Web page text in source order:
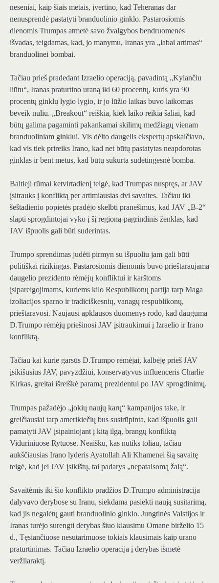
neseniai, kaip šiais metais, įvertino, kad Teheranas dar
nenusprendė pastatyti branduolinio ginklo. Pastarosiomis
dienomis Trumpas atmetė savo žvalgybos bendruomenės
išvadas, teigdamas, kad, jo manymu, Iranas yra „labai artimas“
branduolinei bombai.
Tačiau prieš pradedant Izraelio operaciją, pavadintą „Kylančiu
liūtu“, Iranas praturtino uraną iki 60 procentų, kuris yra 90
procentų ginklų lygio lygio, ir jo lūžio laikas buvo laikomas
beveik nuliu. „Breakout“ reiškia, kiek laiko reikia šaliai, kad
būtų galima pagaminti pakankamai skilimų medžiagų vienam
branduoliniam ginklui. Vis dėlto daugelis ekspertų apskaičiavo,
kad vis tiek prireiks Irano, kad net būtų pastatytas neapdorotas
ginklas ir bent metus, kad būtų sukurta sudėtingesnė bomba.
Baltieji rūmai ketvirtadienį teigė, kad Trumpas nuspręs, ar JAV
įsitrauks į konfliktą per artimiausias dvi savaites. Tačiau iki
šeštadienio popietės pradėjo skelbti pranešimus, kad JAV „B-2“
slapti sprogdintojai vyko į šį regioną-pagrindinis ženklas, kad
JAV išpuolis gali būti suderintas.
Trumpo sprendimas judėti pirmyn su išpuoliu jam gali būti
politiškai rizikingas. Pastarosiomis dienomis buvo prieštaraujama
daugelio prezidento rėmėjų konfliktui ir karštoms
įsipareigojimams, kuriems kilo Respublikonų partija tarp Maga
izoliacijos sparno ir tradiciškesnių, vanagų ​​respublikonų,
prieštaravosi. Naujausi apklausos duomenys rodo, kad dauguma
D.Trumpo rėmėjų priešinosi JAV įsitraukimui į Izraelio ir Irano
konfliktą.
Tačiau kai kurie garsūs D.Trumpo rėmėjai, kalbėję prieš JAV
įsikišusius JAV, pavyzdžiui, konservatyvus influenceris Charlie
Kirkas, greitai išreiškė paramą prezidentui po JAV sprogdinimų.
Trumpas pažadėjo „jokių naujų karų“ kampanijos take, ir
greičiausiai tarp amerikiečių bus susirūpinta, kad išpuolis gali
pamatyti JAV įsipainiojant į kitą ilgą, brangų konfliktą
Viduriniuose Rytuose. Neaišku, kas nutiks toliau, tačiau
aukščiausias Irano lyderis Ayatollah Ali Khamenei šią savaitę
teigė, kad jei JAV įsikištų, tai padarys „nepataisomą žalą“.
Savaitėmis iki šio konflikto pradžios D.Trumpo administracija
dalyvavo derybose su Iranu, siekdama pasiekti naują susitarimą,
kad jis negalėtų gauti branduolinio ginklo. Jungtinės Valstijos ir
Iranas turėjo surengti derybas šiuo klausimu Omane birželio 15
d., Tęsiančiuose nesutarimuose tokiais klausimais kaip urano
praturtinimas. Tačiau Izraelio operacija į derybas išmetė
veržliaraktį.